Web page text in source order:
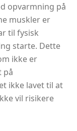
opvarmning på
muskler er
til fysisk
starte. Dette
ikke er
på
ikke lavet til at
vil risikere